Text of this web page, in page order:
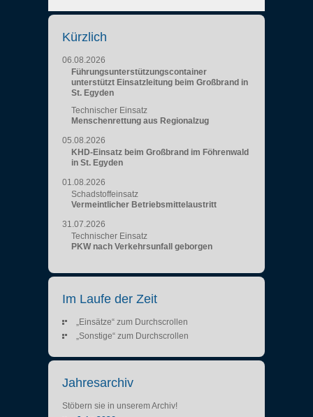
Kürzlich
06.08.2026
Führungsunterstützungscontainer
unterstützt Einsatzleitung beim Großbrand in
St. Egyden
Technischer Einsatz
Menschenrettung aus Regionalzug
05.08.2026
KHD-Einsatz beim Großbrand im Föhrenwald
in St. Egyden
01.08.2026
Schadstoffeinsatz
Vermeintlicher Betriebsmittelaustritt
31.07.2026
Technischer Einsatz
PKW nach Verkehrsunfall geborgen
Im Laufe der Zeit
„Einsätze“ zum Durchscrollen
„Sonstige“ zum Durchscrollen
Jahresarchiv
Stöbern sie in unserem Archiv!